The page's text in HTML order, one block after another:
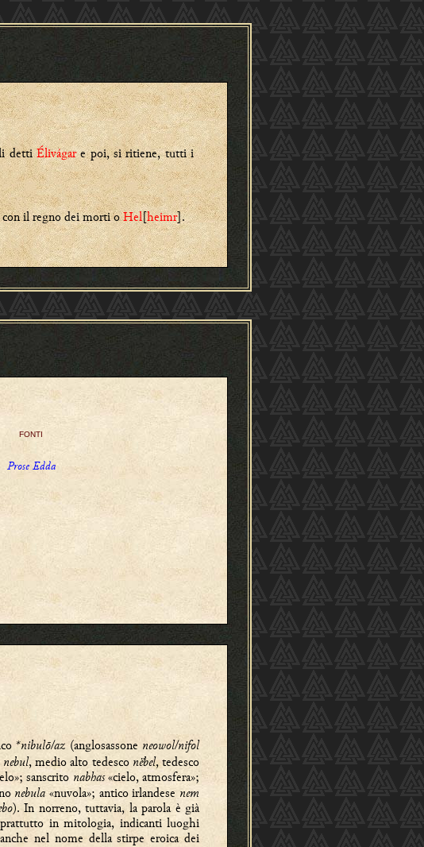
dettiÉlivágare poi, si ritiene, tutti i
con il regno dei morti oHel[heimr].
FONTI
Prose Edda
*nibulō/az (anglosassone neowol/nifol
nebul, medio alto tedesco nëbel, tedesco
sanscrito nabhas«cielo, atmosfera»;
nebula«nuvola»; antico irlandese nem
). In norreno, tuttavia, la parola è già
in mitologia, indicanti luoghi
nel nome della stirpe eroica dei